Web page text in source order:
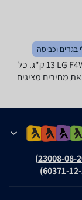
בגדים וכביסה
לפניכם מפרט טכני של מכונת כביסה LG F4WR513SBW ‏13 ‏ק"ג. כל
מחירים מציגים